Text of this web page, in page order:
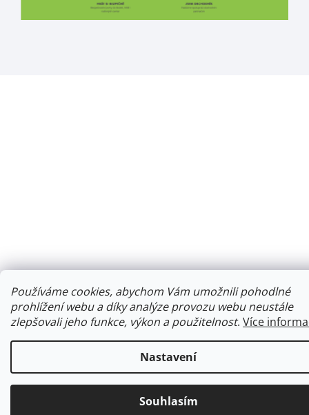
Používáme cookies, abychom Vám umožnili pohodlné
prohlížení webu a díky analýze provozu webu neustále
zlepšovali jeho funkce, výkon a použitelnost. Více
Nastavení
Souhlasím